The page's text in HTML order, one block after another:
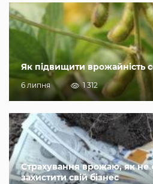
Як підвищити врожайність
6 липня 1 312
Страхування врожаю, як не
захистити свій бізнес